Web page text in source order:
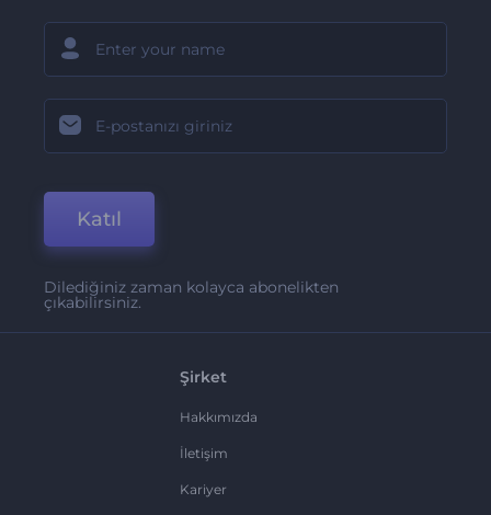
Katıl
Dilediğiniz zaman kolayca abonelikten
çıkabilirsiniz.
Şirket
Hakkımızda
İletişim
Kariyer